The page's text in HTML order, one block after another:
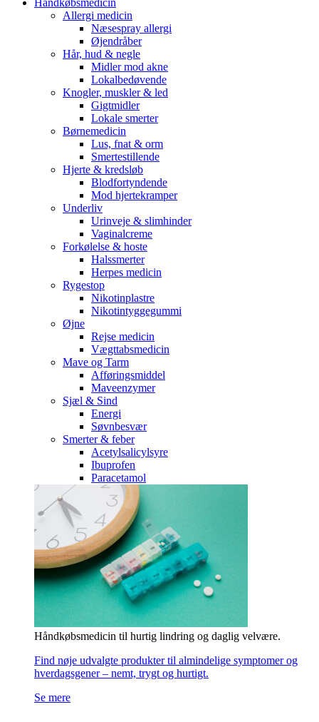
Allergi medicin
Næsespray allergi
Øjendråber
Hår, hud & negle
Midler mod akne
Lokalbedøvende
Knogler, muskler & led
Gigtmidler
Lokale smerter
Børnemedicin
Lus, fnat & orm
Smertestillende
Hjerte & kredsløb
Blodfortyndende
Mod hjertekramper
Underliv
Urinveje & slimhinder
Vaginalcreme
Forkølelse & hoste
Halssmerter
Herpes medicin
Rygestop
Nikotinplastre
Nikotintyggegummi
Øjne
Rejse medicin
Vægttabsmedicin
Mave og Tarm
Afføringsmiddel
Maveenzymer
Sjæl & Sind
Energi
Søvnbesvær
Smerter & feber
Acetylsalicylsyre
Ibuprofen
Paracetamol
Håndkøbsmedicin til hurtig lindring og daglig velvære.
Find nøje udvalgte produkter til almindelige symptomer og
hverdagsgener – nemt, trygt og hurtigt.
Se mere